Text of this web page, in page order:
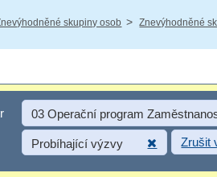
skupiny osob / Znevýhodněné
03 Operační program
Probíhající výzvy Zrušit